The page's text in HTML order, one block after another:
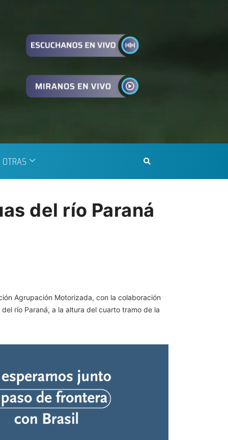
OTRAS
del río Paraná
Agrupación Motorizada, con la colaboración
río Paraná, a la altura del cuarto tramo de la